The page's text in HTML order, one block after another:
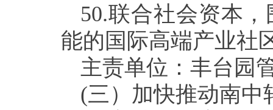
50.联合社会资本
能的国际高端产业社
主责单位：丰台园
(三）加快推动南中